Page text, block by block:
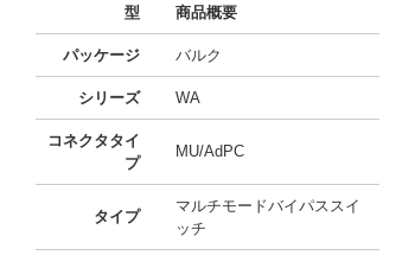
型 商品概要
パッケージ バルク
シリーズ WA
コネクタタイ
プ
MU/AdPC
タイプ
マルチモードバイパススイ
ッチ